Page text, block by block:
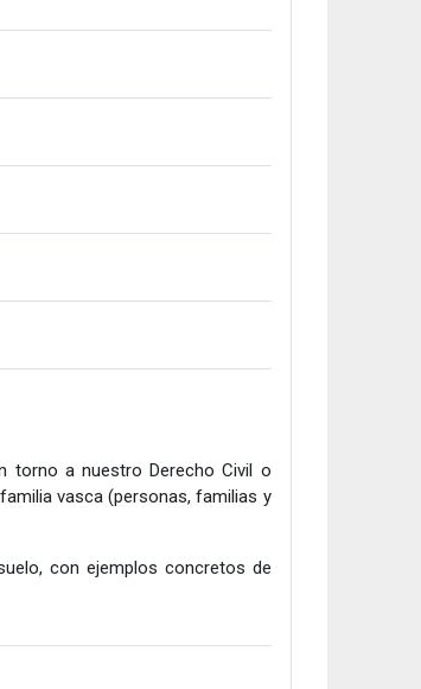
torno a nuestro Derecho Civil o
vasca (personas, familias y
con ejemplos concretos de